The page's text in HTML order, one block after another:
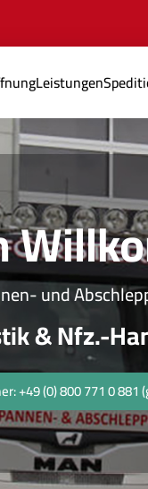
Leistungen
und
& Nfz.-
+49 (0) 800 771 0 881